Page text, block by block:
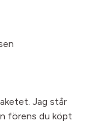
Jag står
förens du köpt